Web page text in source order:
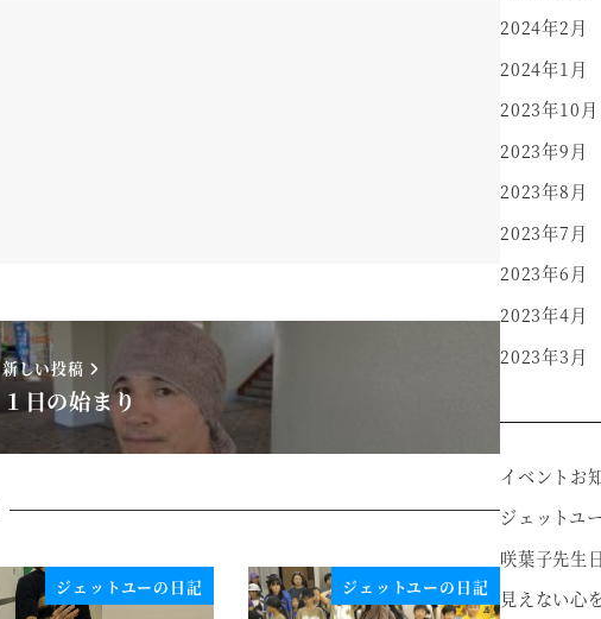
新しい投稿
１日の始まり
ジェットユーの日記 ジェットユーの日記
2024年2月
2024年1月
2023年10月
2023年9月
2023年8月
2023年7月
2023年6月
2023年4月
2023年3月
イベントお
ジェットユ
咲葉子先生
見えない心